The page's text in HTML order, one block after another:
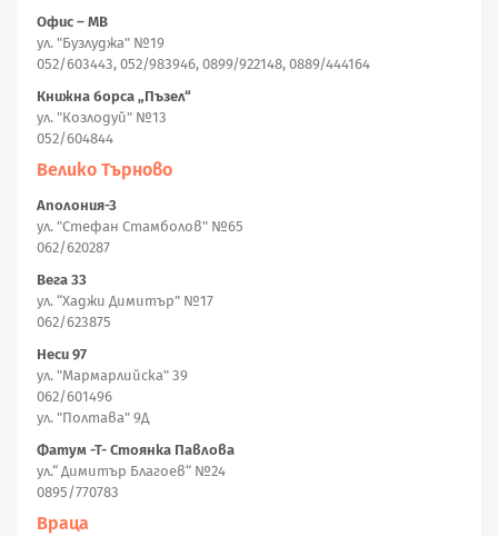
Офис – МВ
ул. "Бузлуджа" №19
052/603443, 052/983946, 0899/922148, 0889/444164
Книжна борса „Пъзел“
ул. "Козлодуй" №13
052/604844
Велико Търново
Аполония-3
ул. "Стефан Стамболов" №65
062/620287
Вега 33
ул. “Хаджи Димитър” №17
062/623875
Неси 97
ул. "Мармарлийска" 39
062/601496
ул. "Полтава" 9Д
Фатум -Т- Стоянка Павлова
ул.“ Димитър Благоев“ №24
0895/770783
Враца